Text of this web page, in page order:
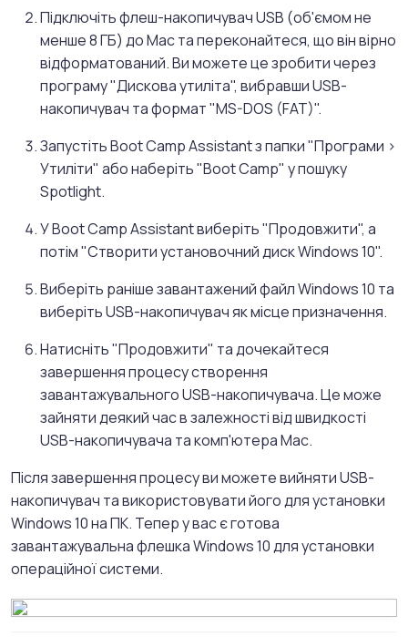
Підключіть флеш-накопичувач USB (об'ємом не
менше 8 ГБ) до Mac та переконайтеся, що він вірно
відформатований. Ви можете це зробити через
програму "Дискова утиліта", вибравши USB-
накопичувач та формат "MS-DOS (FAT)".
Запустіть Boot Camp Assistant з папки "Програми >
Утиліти" або наберіть "Boot Camp" у пошуку
Spotlight.
У Boot Camp Assistant виберіть "Продовжити", а
потім "Створити установочний диск Windows 10".
Виберіть раніше завантажений файл Windows 10 та
виберіть USB-накопичувач як місце призначення.
Натисніть "Продовжити" та дочекайтеся
завершення процесу створення
завантажувального USB-накопичувача. Це може
зайняти деякий час в залежності від швидкості
USB-накопичувача та комп'ютера Mac.
Після завершення процесу ви можете вийняти USB-
накопичувач та використовувати його для установки
Windows 10 на ПК. Тепер у вас є готова
завантажувальна флешка Windows 10 для установки
операційної системи.